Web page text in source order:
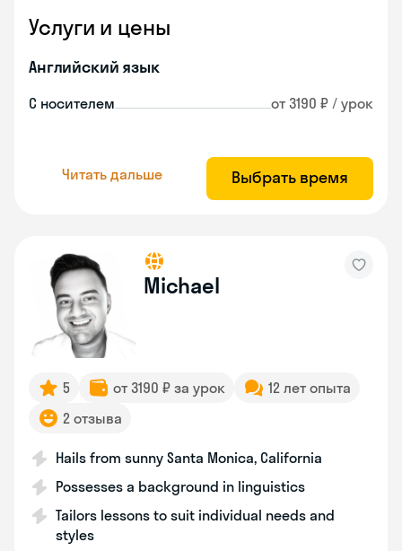
Услуги и цены
Английский язык
С носителем от 3190 ₽ / урок
Читать дальше Выбрать время
Michael
5 от 3190 ₽ за урок
12 лет опыта
2 отзыва
Hails from sunny Santa Monica, California
Possesses a background in linguistics
Tailors lessons to suit individual needs and
styles